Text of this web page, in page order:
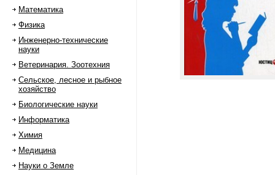
Математика
Физика
Инженерно-технические
науки
Ветеринария. Зоотехния
Сельское, лесное и рыбное
хозяйство
Биологические науки
Информатика
Химия
Медицина
Науки о Земле